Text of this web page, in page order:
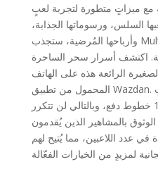
مع ميزاتٍ متطورة لتجربة لعبٍ
السلس، ورسوماتها الجذابة،
وأرباحها المُرضية، ستجذب Multiple Superstar كل من يبحث
اكتشف أسرار سحر الساحرة
الرائعة هذه على الهاتف
المحمول من تطبيق Wazdan. تحتوي اللعبة على 5 بكراتٍ
للعب مع ما يصل إلى 10 خطوط دفع، وبالتالي لن تتكرر
بالمشاهير الذين يُقدمون
في عدد اللاعبين، مما يُتيح لهم